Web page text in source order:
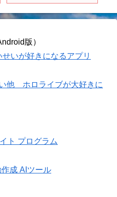
い発表多すぎて来年もスゲェ年に
なりそう【GOTY】
ゆ
版）
いが好きになるアプリ
他 ホロライブが大好きに
ト プログラム
成 AIツール